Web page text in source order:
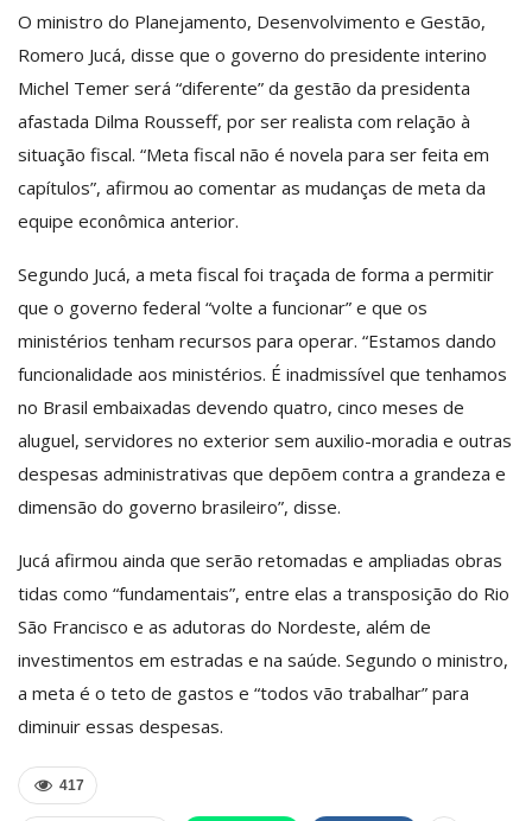
O ministro do Planejamento, Desenvolvimento e Gestão,
Romero Jucá, disse que o governo do presidente interino
Michel Temer será “diferente” da gestão da presidenta
afastada Dilma Rousseff, por ser realista com relação à
situação fiscal. “Meta fiscal não é novela para ser feita em
capítulos”, afirmou ao comentar as mudanças de meta da
equipe econômica anterior.
Segundo Jucá, a meta fiscal foi traçada de forma a permitir
que o governo federal “volte a funcionar” e que os
ministérios tenham recursos para operar. “Estamos dando
funcionalidade aos ministérios. É inadmissível que tenhamos
no Brasil embaixadas devendo quatro, cinco meses de
aluguel, servidores no exterior sem auxilio-moradia e outras
despesas administrativas que depõem contra a grandeza e
dimensão do governo brasileiro”, disse.
Jucá afirmou ainda que serão retomadas e ampliadas obras
tidas como “fundamentais”, entre elas a transposição do Rio
São Francisco e as adutoras do Nordeste, além de
investimentos em estradas e na saúde. Segundo o ministro,
a meta é o teto de gastos e “todos vão trabalhar” para
diminuir essas despesas.
417